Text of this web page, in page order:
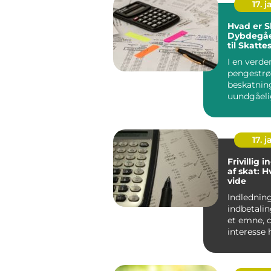
17.
Hvad er
til
I en
vigtigt at
17.
Frivillig
af skat:
vide
Indledning:
et emne,
interesse